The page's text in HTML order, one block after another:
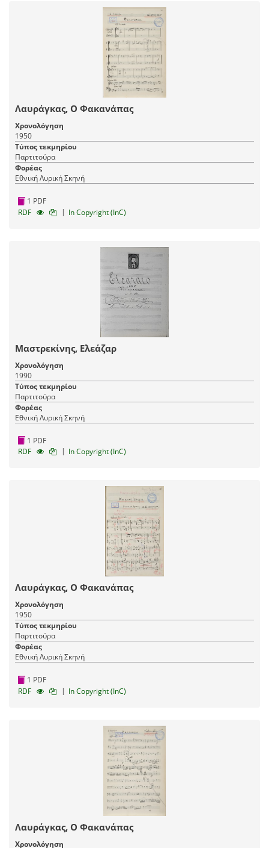
Λαυράγκας, Ο Φακανάπας
Χρονολόγηση
1950
Τύπος τεκμηρίου
Παρτιτούρα
Φορέας
Εθνική Λυρική Σκηνή
1 PDF
RDF
| In Copyright (InC)
Μαστρεκίνης, Ελεάζαρ
Χρονολόγηση
1990
Τύπος τεκμηρίου
Παρτιτούρα
Φορέας
Εθνική Λυρική Σκηνή
1 PDF
RDF
| In Copyright (InC)
Λαυράγκας, Ο Φακανάπας
Χρονολόγηση
1950
Τύπος τεκμηρίου
Παρτιτούρα
Φορέας
Εθνική Λυρική Σκηνή
1 PDF
RDF
| In Copyright (InC)
Λαυράγκας, Ο Φακανάπας
Χρονολόγηση